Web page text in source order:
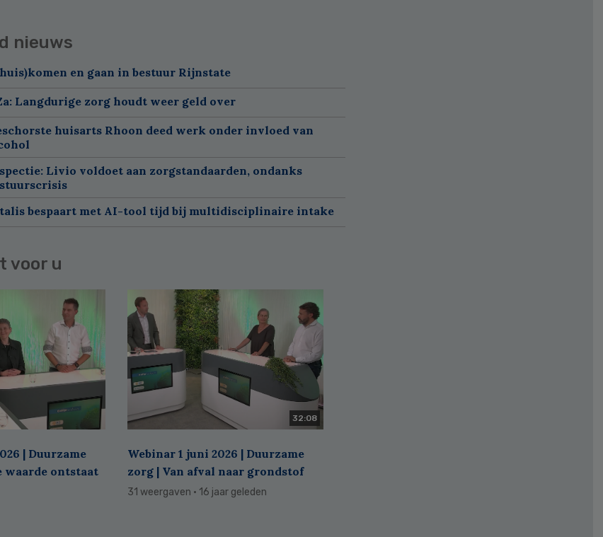
nieuws
en gaan in bestuur Rijnstate
Langdurige zorg houdt weer geld over
huisarts Rhoon deed werk onder invloed van
Livio voldoet aan zorgstandaarden, ondanks
bespaart met AI-tool tijd bij multidisciplinaire intake
voor u
| Duurzame
waarde ontstaat
32:08
Webinar 1 juni 2026 | Duurzame
zorg | Van afval naar grondstof
31 weergaven · 16 jaar geleden